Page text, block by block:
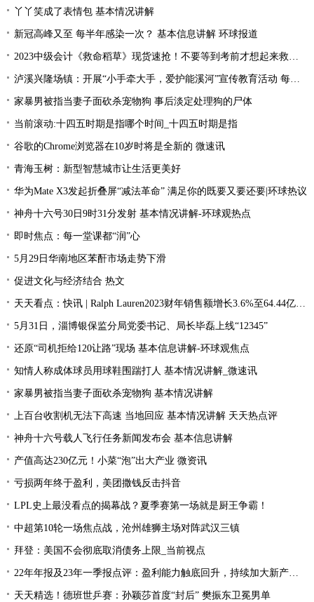
丫丫笑成了表情包 基本情况讲解
新冠高峰又至 每半年感染一次？ 基本信息讲解 环球报道
2023中级会计《救命稻草》现货速抢！不要等到考前才想起来救命稻草！
泸溪兴隆场镇：开展“小手牵大手，爱护能溪河”宣传教育活动 每日速读
家暴男被指当妻子面砍杀宠物狗 事后淡定处理狗的尸体
当前滚动:十四五时期是指哪个时间_十四五时期是指
谷歌的Chrome浏览器在10岁时将是全新的 微速讯
青海玉树：新型智慧城市让生活更美好
华为Mate X3发起折叠屏“减法革命” 满足你的既要又要还要|环球热议
神舟十六号30日9时31分发射 基本情况讲解-环球观热点
即时焦点：每一堂课都“润”心
5月29日华南地区苯酐市场走势下滑
促进文化与经济结合 热文
天天看点：快讯 | Ralph Lauren2023财年销售额增长3.6%至64.44亿美元
5月31日，淄博银保监分局党委书记、局长毕磊上线“12345”
还原“司机拒给120让路”现场 基本信息讲解-环球观焦点
知情人称成体球员用球鞋围踹打人 基本情况讲解_微速讯
家暴男被指当妻子面砍杀宠物狗 基本情况讲解
上百台收割机无法下高速 当地回应 基本情况讲解 天天热点评
神舟十六号载人飞行任务新闻发布会 基本信息讲解
产值高达230亿元！小菜“泡”出大产业 微资讯
亏损两年终于盈利，美团撒钱反击抖音
LPL史上最没看点的揭幕战？夏季赛第一场就是厨王争霸！
中超第10轮一场焦点战，沧州雄狮主场对阵武汉三镇
拜登：美国不会彻底取消债务上限_当前视点
22年年报及23年一季报点评：盈利能力触底回升，持续加大新产品研发
天天精选！德班世乒赛：孙颖莎首度“封后” 樊振东卫冕男单